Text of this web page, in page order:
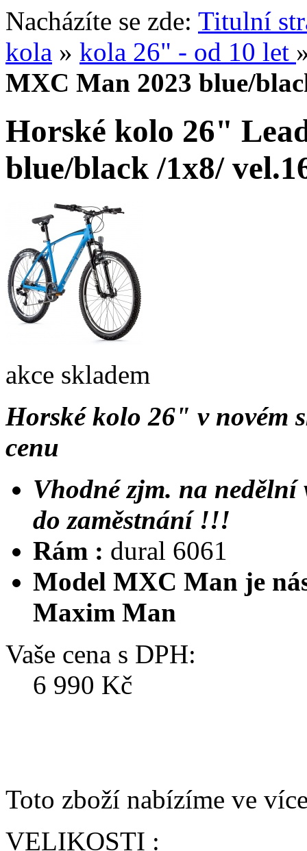
Nacházíte se zde: Titulní
kola » kola 26" - od 10 let
MXC Man 2023 blue/
Horské kolo 26"
blue/black /1x8/
akce skladem
Horské kolo 26" v novém
cenu
Vhodné zjm. na
do zaměstnání !!!
Rám : dural 6061
Model MXC Man je
Maxim Man
Vaše cena s DPH:
6 990 Kč
Toto zboží nabízíme ve
VELIKOSTI :